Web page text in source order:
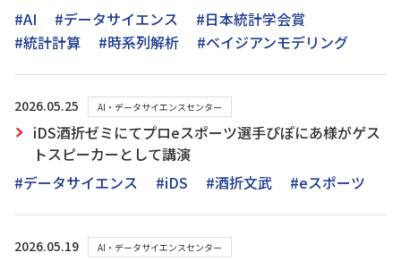
#AI
#データサイエンス
#日本統計学会賞
#統計計算
#時系列解析 #ベイジアンモデリング
2026.05.25 AI・データサイエンスセンター
iDS酒折ゼミにてプロeスポーツ選手ぴぽにあ様がゲス
トスピーカーとして講演
#データサイエンス
#iDS #酒折文武 #eスポーツ
2026.05.19 AI・データサイエンスセンター